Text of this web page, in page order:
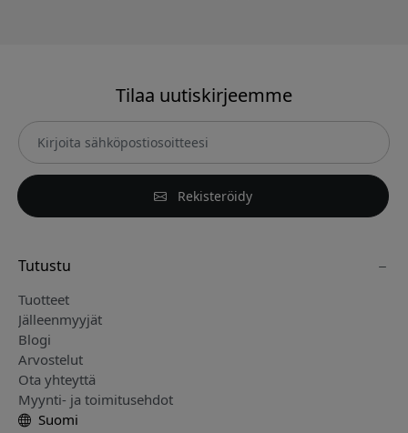
Tilaa uutiskirjeemme
Rekisteröidy
Tutustu
Tuotteet
Jälleenmyyjät
Blogi
Arvostelut
Ota yhteyttä
Myynti- ja toimitusehdot
Suomi